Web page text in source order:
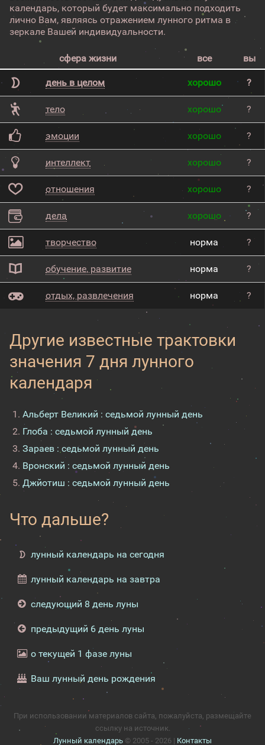
календарь, который будет максимально подходить
лично Вам, являясь отражением лунного ритма в
зеркале Вашей индивидуальности.
сфера жизни все вы
день в целом хорошо ?
тело хорошо ?
эмоции хорошо ?
интеллект хорошо ?
отношения хорошо ?
дела хорошо ?
творчество норма ?
обучение, развитие норма ?
отдых, развлечения норма ?
Другие известные трактовки
значения 7 дня лунного
календаря
Альберт Великий : седьмой лунный день
Глоба : седьмой лунный день
Зараев : седьмой лунный день
Вронский : седьмой лунный день
Джйотиш : седьмой лунный день
Что дальше?
лунный календарь на сегодня
лунный календарь на завтра
следующий 8 день луны
предыдущий 6 день луны
о текущей 1 фазе луны
Ваш лунный день рождения
При использовании материалов сайта, пожалуйста, размещайте
ссылку на источник.
Лунный календарь © 2005 - 2026 | Контакты